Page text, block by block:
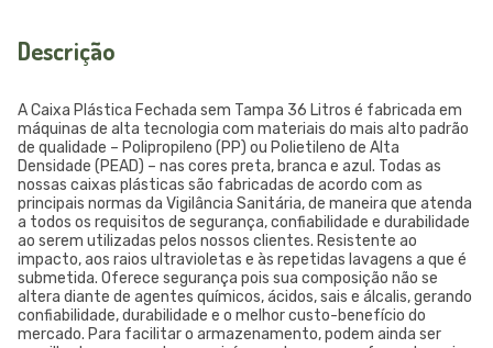
Descrição
A Caixa Plástica Fechada sem Tampa 36 Litros é fabricada em
máquinas de alta tecnologia com materiais do mais alto padrão
de qualidade – Polipropileno (PP) ou Polietileno de Alta
Densidade (PEAD) – nas cores preta, branca e azul. Todas as
nossas caixas plásticas são fabricadas de acordo com as
principais normas da Vigilância Sanitária, de maneira que atenda
a todos os requisitos de segurança, confiabilidade e durabilidade
ao serem utilizadas pelos nossos clientes. Resistente ao
impacto, aos raios ultravioletas e às repetidas lavagens a que é
submetida. Oferece segurança pois sua composição não se
altera diante de agentes químicos, ácidos, sais e álcalis, gerando
confiabilidade, durabilidade e o melhor custo-benefício do
mercado. Para facilitar o armazenamento, podem ainda ser